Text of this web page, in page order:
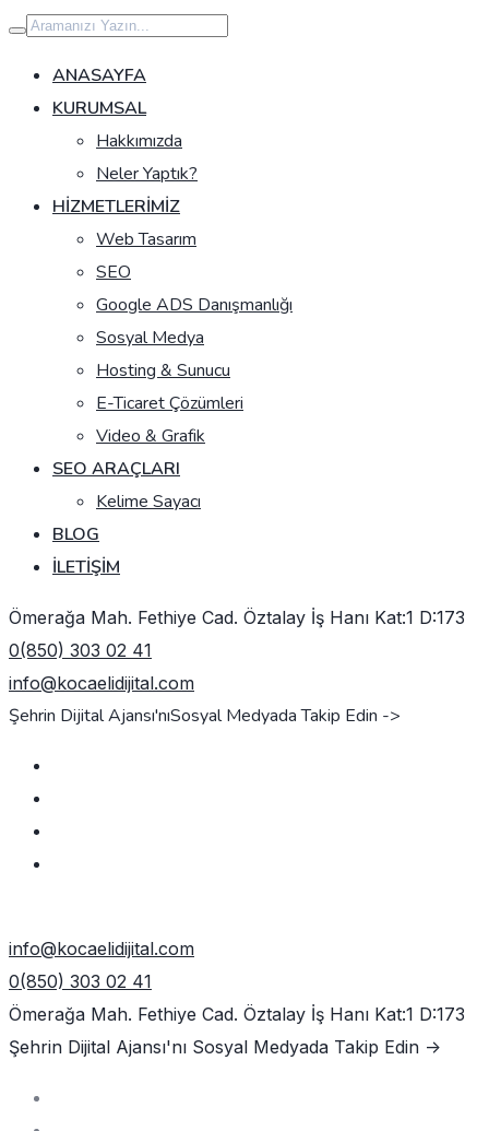
İçeriğe
geç
ANASAYFA
KURUMSAL
Hakkımızda
Neler Yaptık?
HIZMETLERIMIZ
Web Tasarım
SEO
Google ADS Danışmanlığı
Sosyal Medya
Hosting & Sunucu
E-Ticaret Çözümleri
Video & Grafik
SEO ARAÇLARI
Kelime Sayacı
BLOG
İLETIŞIM
Ömerağa Mah. Fethiye Cad. Öztalay İş Hanı Kat:1 D:173
0(850) 303 02 41
info@kocaelidijital.com
Şehrin Dijital Ajansı'nıSosyal Medyada Takip Edin ->
info@kocaelidijital.com
0(850) 303 02 41
Ömerağa Mah. Fethiye Cad. Öztalay İş Hanı Kat:1 D:173
Şehrin Dijital Ajansı'nı Sosyal Medyada Takip Edin ->